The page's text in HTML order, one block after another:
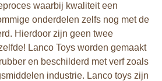
waarbij kwaliteit een
onderdelen zelfs nog met de
Hierdoor zijn geen twee
Lanco Toys worden gemaakt
en beschilderd met verf zoals
industrie. Lanco toys zijn